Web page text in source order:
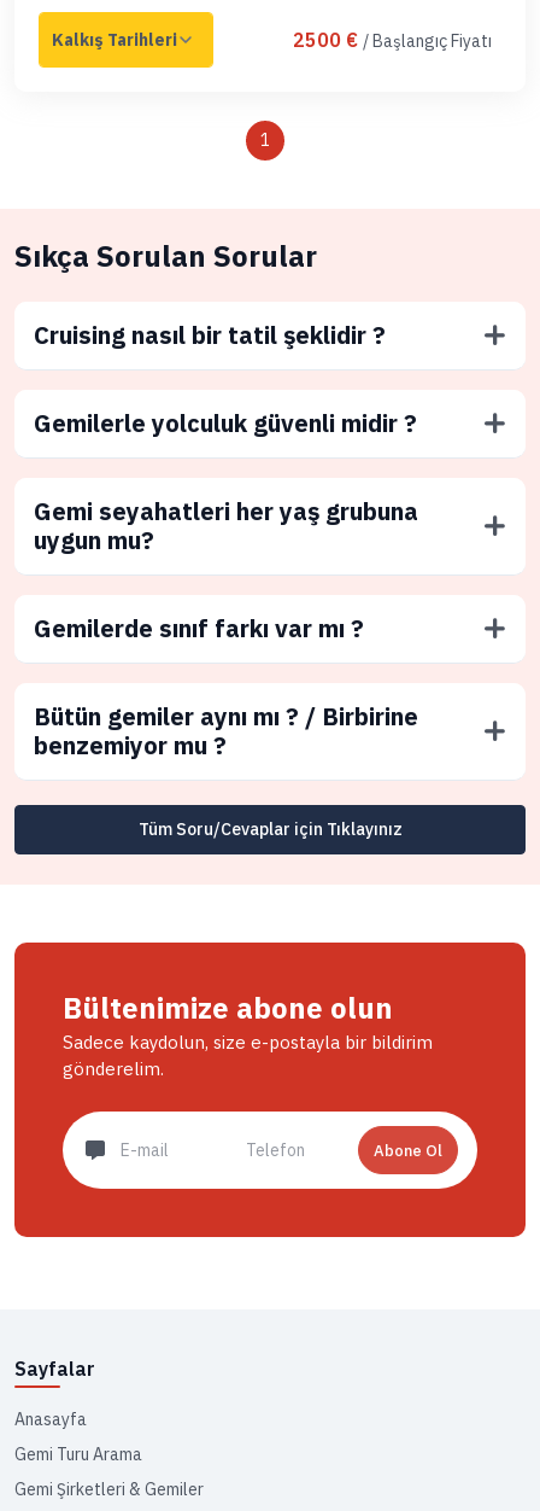
2500 € / Başlangıç Fiyatı
1
Sıkça Sorulan Sorular
Cruising nasıl bir tatil şeklidir ?
Gemilerle yolculuk güvenli midir ?
Gemi seyahatleri her yaş grubuna
uygun mu?
Gemilerde sınıf farkı var mı ?
Bütün gemiler aynı mı ? / Birbirine
benzemiyor mu ?
Tüm Soru/Cevaplar için Tıklayınız
Bültenimize abone olun
Sadece kaydolun, size e-postayla bir bildirim
gönderelim.
Abone Ol
Sayfalar
Anasayfa
Gemi Turu Arama
Gemi Şirketleri & Gemiler